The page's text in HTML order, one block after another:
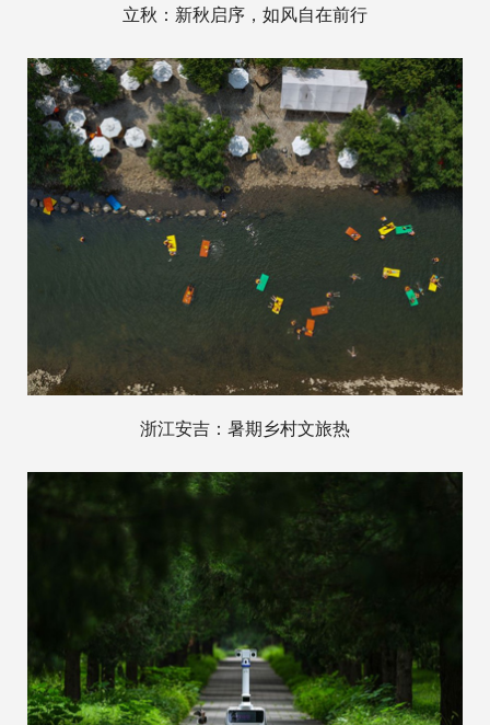
立秋：新秋启序，如风自在前行
浙江安吉：暑期乡村文旅热